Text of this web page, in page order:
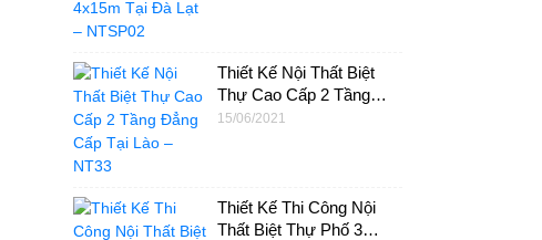
Thiết Kế Nội Thất Biệt
Thự Cao Cấp 2 Tầng
Đẳng Cấp Tại Lào –
15/06/2021
Thiết Kế Thi Công Nội
Thất Biệt Thự Phố 3